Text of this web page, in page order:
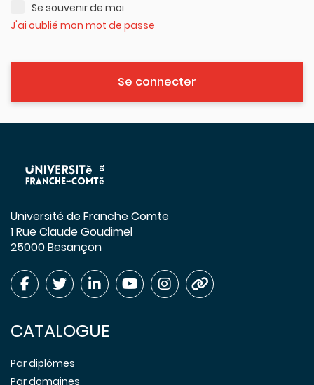
Se souvenir de moi
J'ai oublié mon mot de passe
Se connecter
Université de Franche Comte
1 Rue Claude Goudimel
25000 Besançon
CATALOGUE
Par diplômes
Par domaines